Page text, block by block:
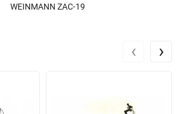
WEINMANN ZAC-19
‹ ›